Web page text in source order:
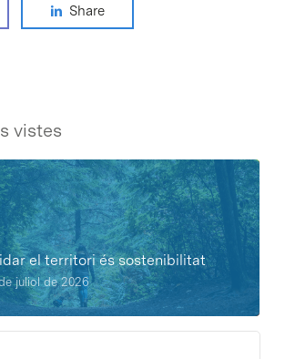
Share
vistes
el territori és sostenibilitat
juliol de 2026